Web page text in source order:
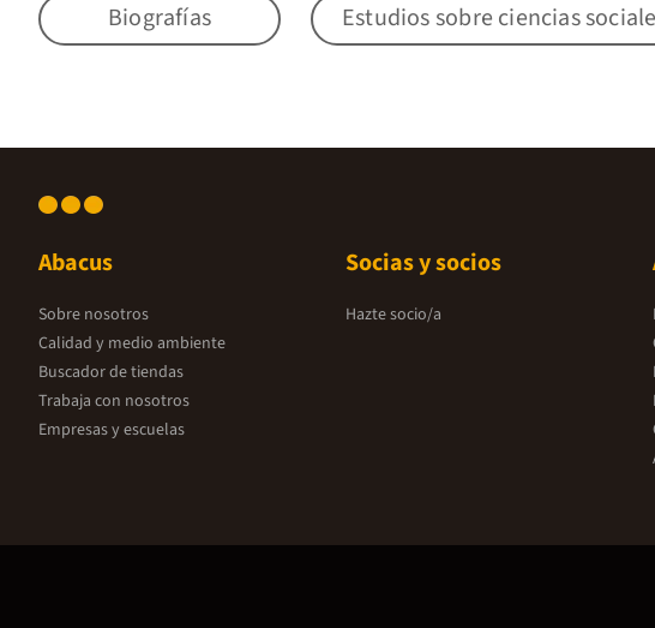
Biografías Estudios sobre ciencias
Abacus
Sobre nosotros
Calidad y medio ambiente
Buscador de tiendas
Trabaja con nosotros
Empresas y escuelas
Socias y socios
Hazte socio/a